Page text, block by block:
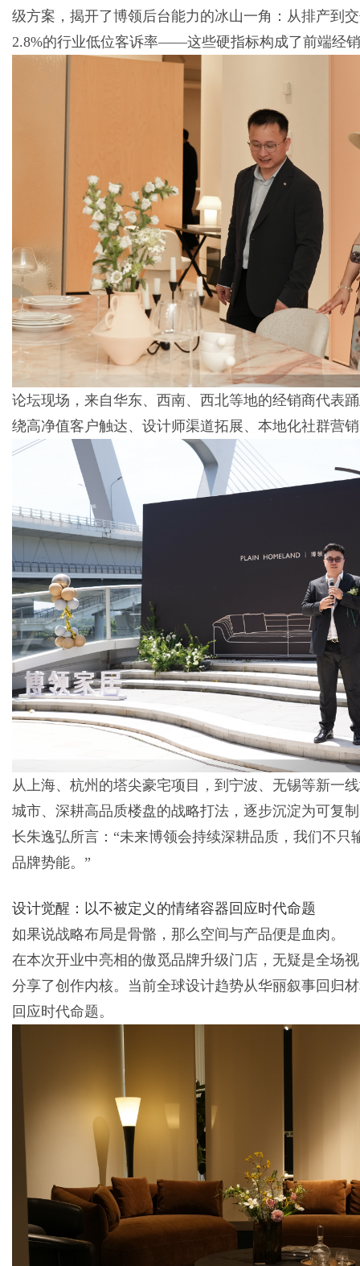
级方案，揭开了博领后台能力的冰山一角：从排产到
2.8%的行业低位客诉率——这些硬指标构成了前端经
论坛现场，来自华东、西南、西北等地的经销商代表
绕高净值客户触达、设计师渠道拓展、本地化社群营
从上海、杭州的塔尖豪宅项目，到宁波、无锡等新一
城市、深耕高品质楼盘的战略打法，逐步沉淀为可复
长朱逸弘所言：“未来博领会持续深耕品质，我们不
品牌势能。”
设计觉醒：以不被定义的情绪容器回应时代命题
如果说战略布局是骨骼，那么空间与产品便是血肉。
在本次开业中亮相的傲觅品牌升级门店，无疑是全场
分享了创作内核。当前全球设计趋势从华丽叙事回归
回应时代命题。